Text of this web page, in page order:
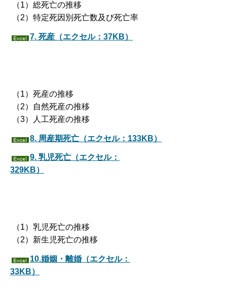
（1）総死亡の推移
（2）特定死因別死亡数及び死亡率
7. 死産（エクセル：37KB）
（1）死産の推移
（2）自然死産の推移
（3）人工死産の推移
8. 周産期死亡（エクセル：133KB）
9. 乳児死亡（エクセル：
329KB）
（1）乳児死亡の推移
（2）新生児死亡の推移
10.婚姻・離婚（エクセル：
33KB）